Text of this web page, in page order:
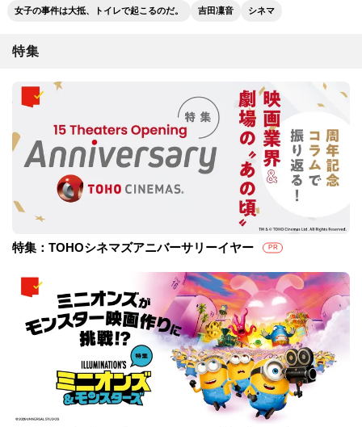
女子の事件は大抵、トイレで起こるのだ。 吉田凜音 シネマ
特集
特集：TOHOシネマズアニバーサリーイヤー PR